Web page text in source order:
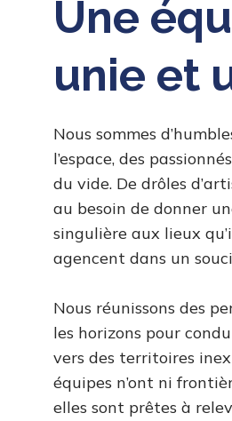
Une
unie et
Nous sommes
l’espace, des
du vide. De drôles
au besoin de donner
singulière aux lieux
agencent dans un
Nous réunissons des
les horizons pour
vers des territoires
équipes n’ont ni
elles sont prêtes à